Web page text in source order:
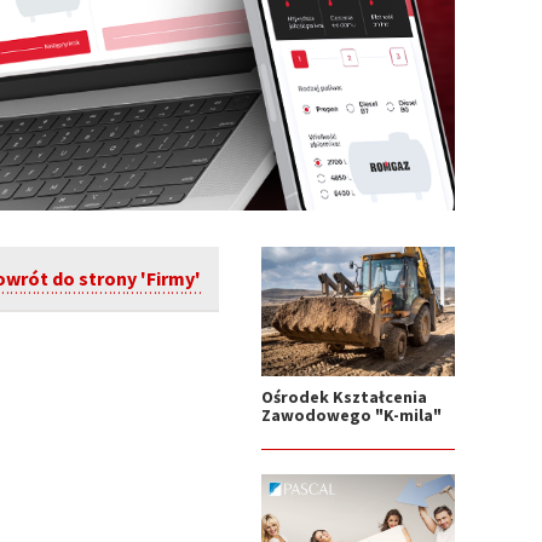
do strony 'Firmy'
Ośrodek Kształcenia
Zawodowego "K-mila"